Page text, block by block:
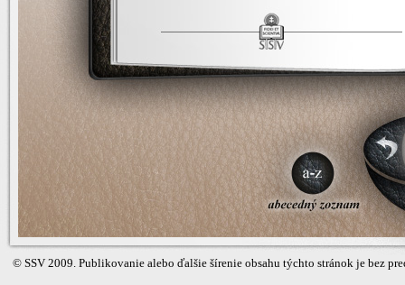
© SSV 2009. Publikovanie alebo ďalšie šírenie obsahu týchto stránok je bez